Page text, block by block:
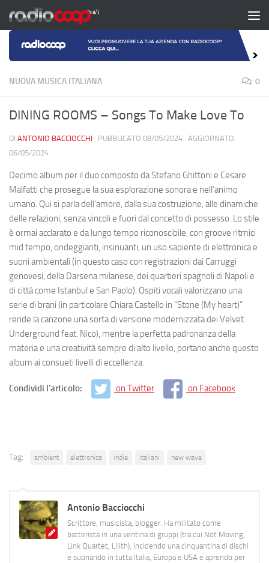
Salta al contenuto
NUOVA MUSICA ITALIANA 0
DINING ROOMS – Songs To Make Love To
DI ANTONIO BACCIOCCHI · PUBBLICATO 08/05/2024 · AGGIORNATO
06/05/2024
Decimo album per il duo composto da Stefano Ghittoni e Cesare
Malfatti che prosegue la sua esplorazione sonora e nell’animo
umano. Qui si parla dell’amore, dalla sua costruzione, alle dinamiche
delle relazioni, senza vincoli e fuori dal concetto di possesso. Lo stile
è ormai acclarato e da lungo tempo riconoscibile, con groove ritmici
mid tempo, ondeggianti, insinuanti, un uso sapiente di elettronica e
suoni ambientali (in questo caso con registrazioni dai Carruggi
genovesi, della Darsena milanese, dei quartieri spagnoli di Napoli e
di città come Istanbul e San Paolo). Ospiti vocali valorizzano una
serie di brani (in particolare Chiara Castello in “Stone (My heart)”
rende la canzone una sorta di versione modernizzata dei Velvet
Underground feat. Nico), mentre la perfetta padronanza della
materia e una creatività sempre di alto livello, portano anche questo
album ai consueti livelli di eccellenza.
Condividi l'articolo: on Twitter on Facebook
Tag: ambient elettronica indie italiani new wave
Antonio Bacciocchi
Scrittore, musicista, blogger. Ha militato come
batterista in una ventina di gruppi (tra cui Not Moving,
Link Quartet, Lilith), incidendo una cinquantina di dischi
e suonando in tutta Italia, Europa e USA e aprendo per